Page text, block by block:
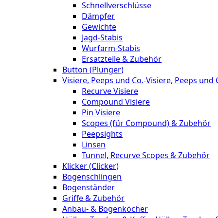
Schnellverschlüsse
Dämpfer
Gewichte
Jagd-Stabis
Wurfarm-Stabis
Ersatzteile & Zubehör
Button (Plunger)
Visiere, Peeps und Co.-Visiere, Peeps und
Recurve Visiere
Compound Visiere
Pin Visiere
Scopes (für Compound) & Zubehör
Peepsights
Linsen
Tunnel, Recurve Scopes & Zubehör
Klicker (Clicker)
Bogenschlingen
Bogenständer
Griffe & Zubehör
Anbau- & Bogenköcher